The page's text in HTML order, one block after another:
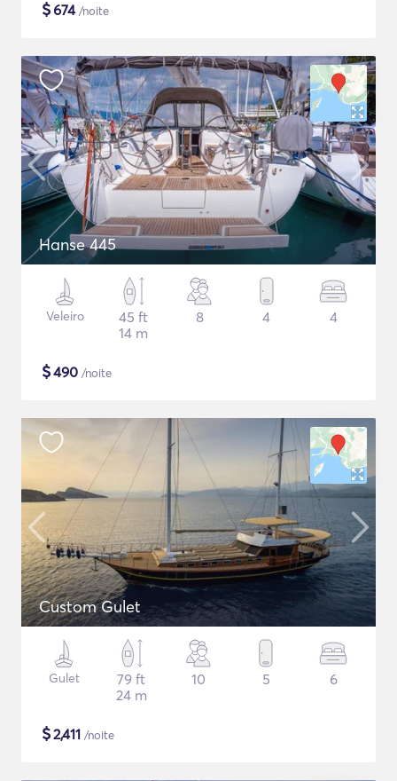
$674/noite
Hanse 445
Veleiro
45 ft
14 m
8 4 4
$490 /noite
Custom Gulet
Gulet
79 ft
24 m
10 5 6
$2,411 /noite